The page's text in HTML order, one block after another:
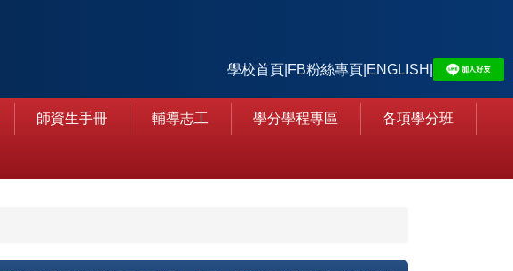
學校首頁 FB粉絲專頁 ENGLISH
師資生手冊 輔導志工 學分學程專區 各項學分班